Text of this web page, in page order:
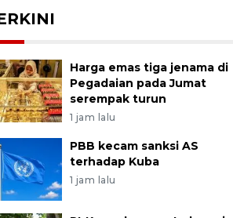
Harga emas tiga jenama di
Pegadaian pada Jumat
serempak turun
1 jam lalu
PBB kecam sanksi AS
terhadap Kuba
1 jam lalu